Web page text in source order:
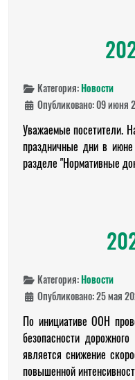
Категория:Новости
Опубликовано: 09 июня
Уважаемые посетители.
праздничные дни в
разделе "Нормативные
Категория:Новости
Опубликовано: 25 мая
По инициативе ООН
безопасности
является снижение
повышенной